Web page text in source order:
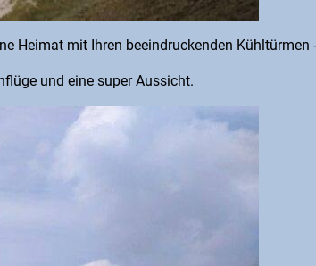
Heimat mit Ihren beeindruckenden
und eine super Aussicht.